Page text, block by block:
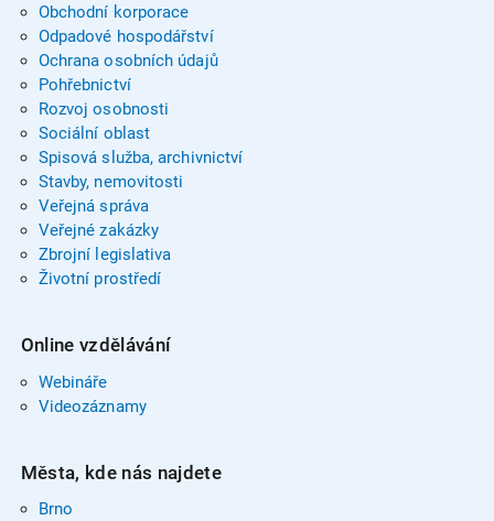
Obchodní korporace
Odpadové hospodářství
Ochrana osobních údajů
Pohřebnictví
Rozvoj osobnosti
Sociální oblast
Spisová služba, archivnictví
Stavby, nemovitosti
Veřejná správa
Veřejné zakázky
Zbrojní legislativa
Životní prostředí
Online vzdělávání
Webináře
Videozáznamy
Města, kde nás najdete
Brno